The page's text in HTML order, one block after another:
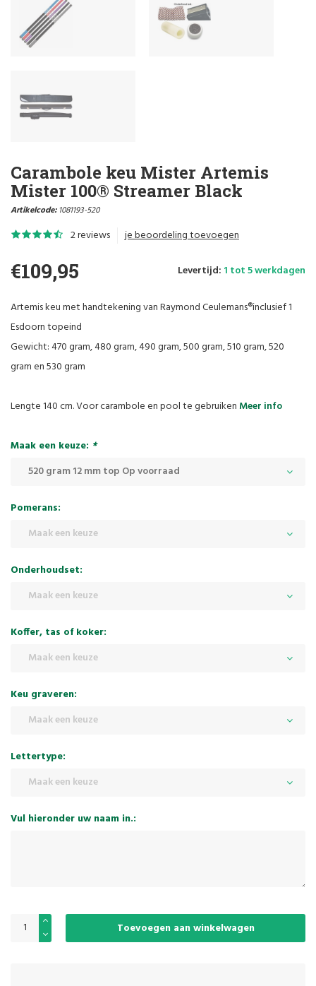
Carambole keu Mister Artemis
Mister 100® Streamer Black
Artikelcode:1081193-520
2 reviews je beoordeling toevoegen
€109,95 Levertijd: 1 tot 5 werkdagen
Artemis keu met handtekening van Raymond Ceulemans®inclusief 1
Esdoorn topeind
Gewicht: 470 gram, 480 gram, 490 gram, 500 gram, 510 gram, 520
gram en 530 gram
Lengte 140 cm. Voor carambole en pool te gebruiken Meer info
Maak een keuze: *
520 gram 12 mm top Op voorraad
Pomerans:
Maak een keuze
Onderhoudset:
Maak een keuze
Koffer, tas of koker:
Maak een keuze
Keu graveren:
Maak een keuze
Lettertype:
Maak een keuze
Vul hieronder uw naam in.:
Toevoegen aan winkelwagen